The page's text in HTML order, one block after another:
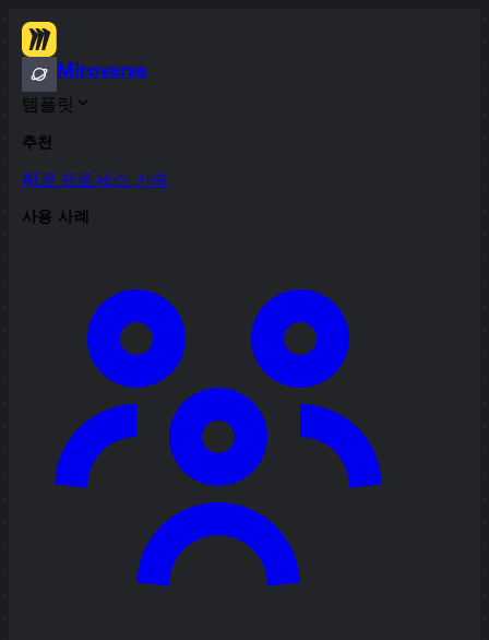
Miroverse
템플릿
추천
AI로 프로세스 가속
사용 사례